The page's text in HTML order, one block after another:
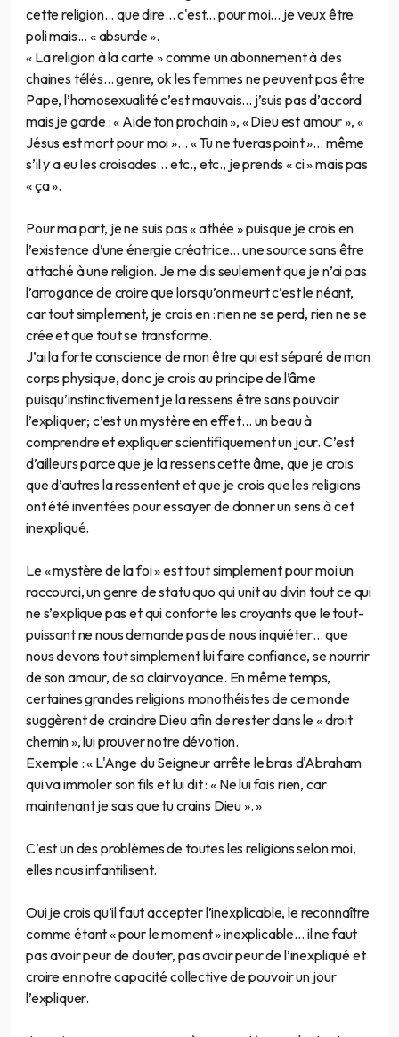
cette religion... que dire... c'est... pour moi… je veux être
poli mais... « absurde ».
« La religion à la carte » comme un abonnement à des
chaines télés... genre, ok les femmes ne peuvent pas être
Pape, l’homosexualité c’est mauvais… j’suis pas d’accord
mais je garde : « Aide ton prochain », « Dieu est amour », «
Jésus est mort pour moi »… « Tu ne tueras point »… même
s’il y a eu les croisades… etc., etc., je prends « ci » mais pas
« ça ».
Pour ma part, je ne suis pas « athée » puisque je crois en
l’existence d’une énergie créatrice… une source sans être
attaché à une religion. Je me dis seulement que je n’ai pas
l’arrogance de croire que lorsqu’on meurt c’est le néant,
car tout simplement, je crois en : rien ne se perd, rien ne se
crée et que tout se transforme.
J’ai la forte conscience de mon être qui est séparé de mon
corps physique, donc je crois au principe de l’âme
puisqu’instinctivement je la ressens être sans pouvoir
l’expliquer; c’est un mystère en effet… un beau à
comprendre et expliquer scientifiquement un jour. C’est
d’ailleurs parce que je la ressens cette âme, que je crois
que d’autres la ressentent et que je crois que les religions
ont été inventées pour essayer de donner un sens à cet
inexpliqué.
Le « mystère de la foi » est tout simplement pour moi un
raccourci, un genre de statu quo qui unit au divin tout ce qui
ne s’explique pas et qui conforte les croyants que le tout-
puissant ne nous demande pas de nous inquiéter… que
nous devons tout simplement lui faire confiance, se nourrir
de son amour, de sa clairvoyance. En même temps,
certaines grandes religions monothéistes de ce monde
suggèrent de craindre Dieu afin de rester dans le « droit
chemin », lui prouver notre dévotion.
Exemple : « L'Ange du Seigneur arrête le bras d'Abraham
qui va immoler son fils et lui dit : « Ne lui fais rien, car
maintenant je sais que tu crains Dieu ». »
C’est un des problèmes de toutes les religions selon moi,
elles nous infantilisent.
Oui je crois qu’il faut accepter l’inexplicable, le reconnaître
comme étant « pour le moment » inexplicable… il ne faut
pas avoir peur de douter, pas avoir peur de l’inexpliqué et
croire en notre capacité collective de pouvoir un jour
l’expliquer.